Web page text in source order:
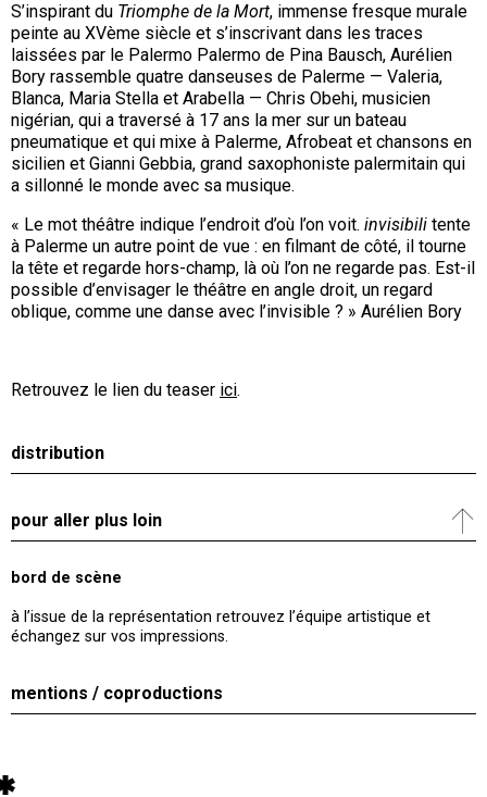
S’inspirant du Triomphe de la Mort, immense fresque murale
peinte au XVème siècle et s’inscrivant dans les traces
laissées par le Palermo Palermo de Pina Bausch, Aurélien
Bory rassemble quatre danseuses de Palerme — Valeria,
Blanca, Maria Stella et Arabella — Chris Obehi, musicien
nigérian, qui a traversé à 17 ans la mer sur un bateau
pneumatique et qui mixe à Palerme, Afrobeat et chansons en
sicilien et Gianni Gebbia, grand saxophoniste palermitain qui
a sillonné le monde avec sa musique.
« Le mot théâtre indique l’endroit d’où l’on voit. invisibili tente
à Palerme un autre point de vue : en filmant de côté, il tourne
la tête et regarde hors-champ, là où l’on ne regarde pas. Est-il
possible d’envisager le théâtre en angle droit, un regard
oblique, comme une danse avec l’invisible ? » Aurélien Bory
Retrouvez le lien du teaser ici.
distribution
pour aller plus loin
bord de scène
à l’issue de la représentation retrouvez l’équipe artistique et
échangez sur vos impressions.
mentions / coproductions